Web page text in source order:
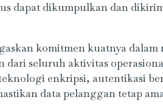
dapat dikumpulkan dan
komitmen kuatnya
dari seluruh aktivitas
enkripsi, autentikasi
data pelanggan tetap